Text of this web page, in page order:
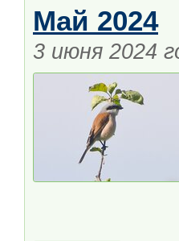
Май 2024
3 июня 2024